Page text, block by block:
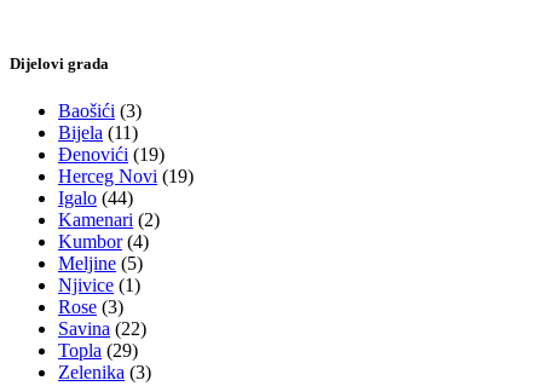
Dijelovi grada
Baošići (3)
Bijela (11)
Đenovići (19)
Herceg Novi (19)
Igalo (44)
Kamenari (2)
Kumbor(4)
Meljine (5)
Njivice (1)
Rose (3)
Savina (22)
Topla (29)
Zelenika (3)